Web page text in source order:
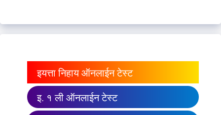
इयत्ता निहाय ऑनलाईन टेस्ट
इ. १ ली ऑनलाईन टेस्ट